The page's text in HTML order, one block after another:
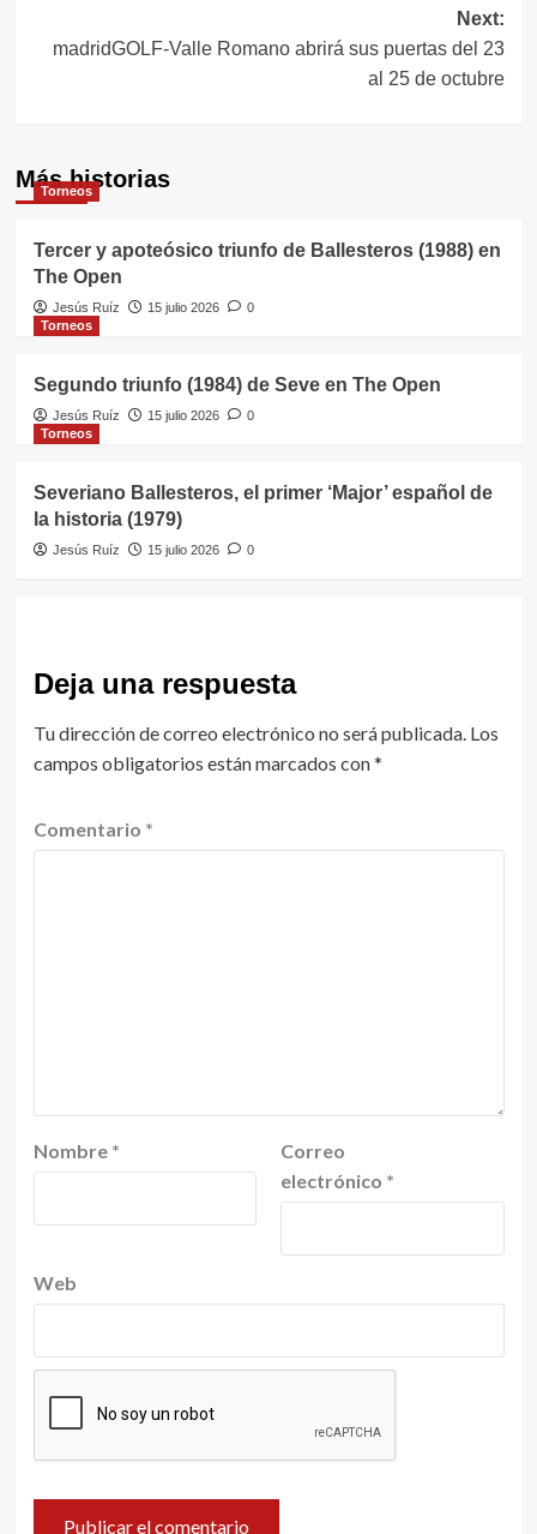
Next:
madridGOLF-Valle Romano abrirá sus puertas del 23
al 25 de octubre
Más historias
Torneos
Tercer y apoteósico triunfo de Ballesteros (1988) en
The Open
Jesús Ruíz 15 julio 2026
0
Torneos
Segundo triunfo (1984) de Seve en The Open
Jesús Ruíz 15 julio 2026
0
Torneos
Severiano Ballesteros, el primer ‘Major’ español de
la historia (1979)
Jesús Ruíz 15 julio 2026 0
Deja una respuesta
Tu dirección de correo electrónico no será publicada. Los
campos obligatorios están marcados con*
Comentario *
Nombre *
Correo
electrónico *
Web